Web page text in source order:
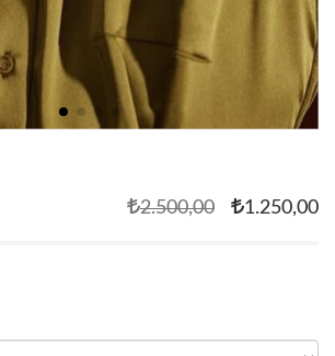
2.500,00
1.250,00